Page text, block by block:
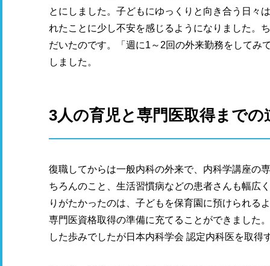
とにしました。子どもにゆっくりと向き合う日々
れたことに少し不安を感じるようになりました。
だいたのです。「週に1～2回の外来勤務をしてみ
しました。
3人の育児と専門医取得までの
復職してからは一般内科の外来で、内科学講座の
ちろんのこと、生活習慣病などの患者さんも幅広
りがたかったのは、子どもを保育園に預けられる
専門医資格取得の準備に充てることができました
した歩みでしたが日本内科学会 認定内科医を取得